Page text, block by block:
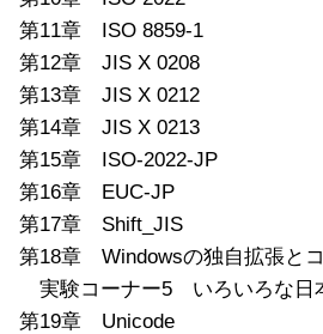
第11章 ISO 8859-1
第12章 JIS X 0208
第13章 JIS X 0212
第14章 JIS X 0213
第15章 ISO-2022-JP
第16章 EUC-JP
第17章 Shift_JIS
第18章 Windowsの独自拡張と
実験コーナー5 いろいろな日
第19章 Unicode